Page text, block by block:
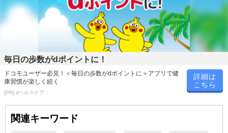
毎日の歩数がdポイントに！
ドコモユーザー必見！＜毎日の歩数がdポイントに＞アプリで健
康習慣が楽しく続く
[PR] dヘルスケア
詳細は
こちら
関連キーワード